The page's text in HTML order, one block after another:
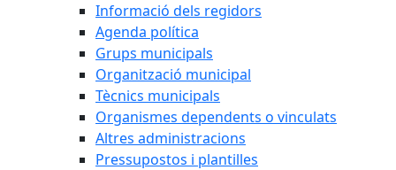
Informació dels regidors
Agenda política
Grups municipals
Organització municipal
Tècnics municipals
Organismes dependents o vinculats
Altres administracions
Pressupostos i plantilles